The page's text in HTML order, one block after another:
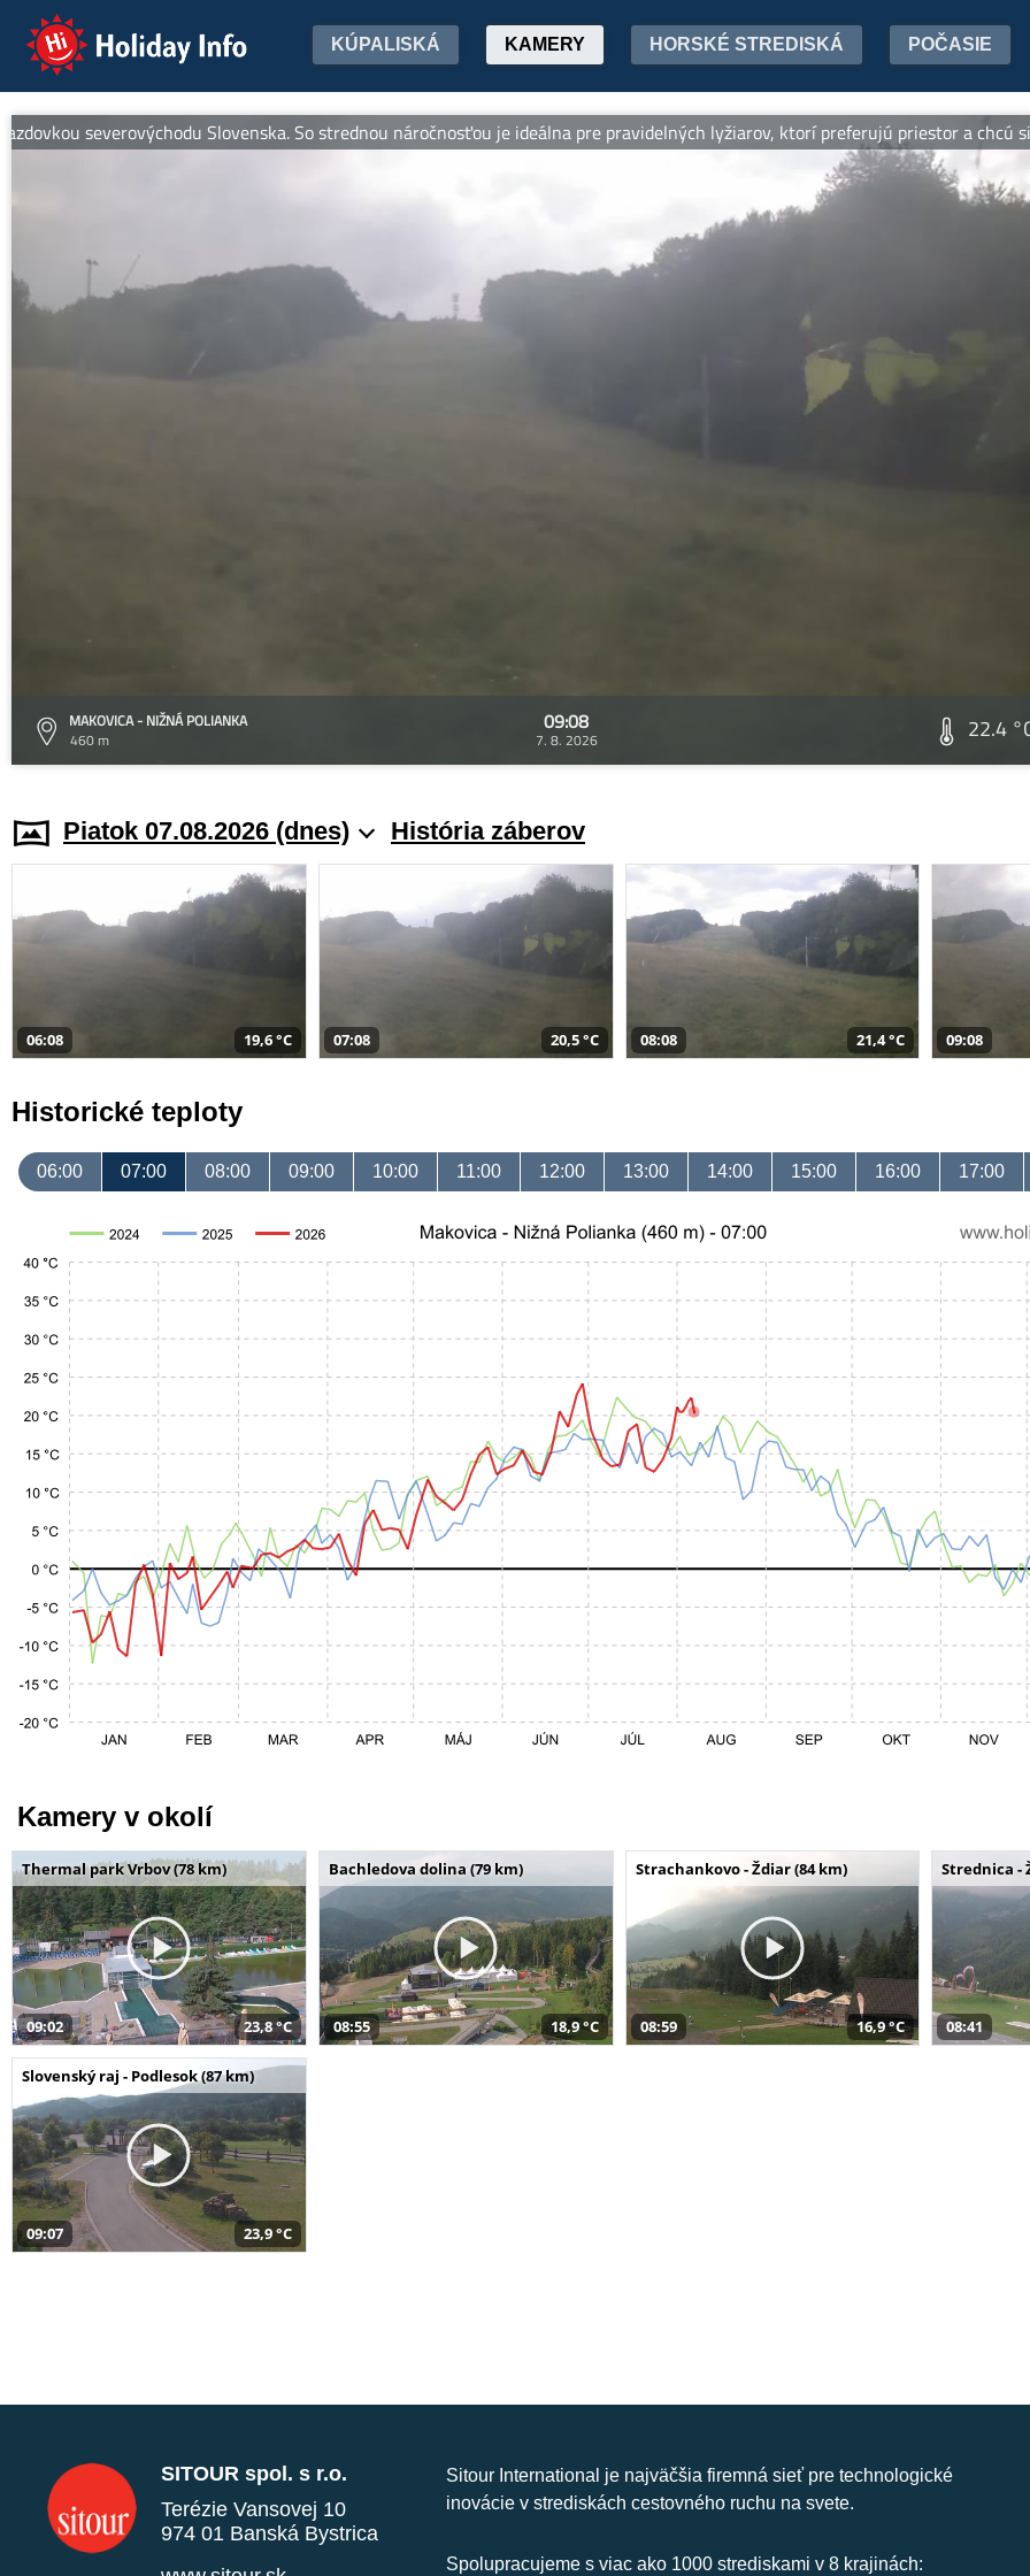
Holiday Info KÚPALISKÁ KAMERY HORSKÉ STREDISKÁ POČASIE
severovýchodu Slovenska. So strednou náročnosťou je ideálna pre pravidelných lyžiarov, ktorí preferujú priestor a chcú
MAKOVICA - NIŽNÁ POLIANKA
460 m
09:08
7. 8. 2026 22.4
Piatok 07.08.2026 (dnes) História záberov
06:08 19,6 °C 07:08 20,5 °C 08:08 21,4 °C 09:08
Historické teploty
06:00 07:00 08:00 09:00 10:00 11:00 12:00 13:00 14:00 15:00 16:00 17:00
Kamery v okolí
Thermal park Vrbov (78 km)
09:02 23,8 °C
Bachledova dolina (79 km)
08:55 18,9 °C
Strachankovo - Ždiar (84 km)
08:59 16,9 °C
Strednica -
08:41
Slovenský raj - Podlesok (87 km)
09:07 23,9 °C
SITOUR spol. s r.o.
Terézie Vansovej 10
974 01 Banská Bystrica
Sitour International je najväčšia firemná sieť pre technologické
inovácie v strediskách cestovného ruchu na svete.
Spolupracujeme s viac ako 1000 strediskami v 8 krajinách: